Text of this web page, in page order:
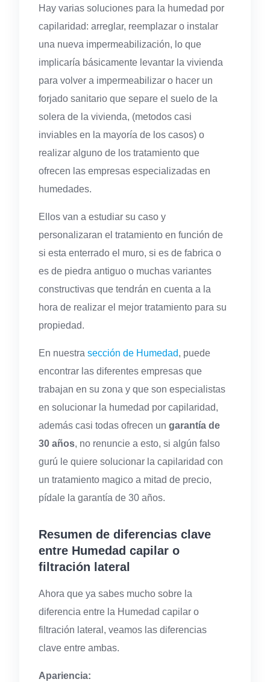
Hay varias soluciones para la humedad por
capilaridad: arreglar, reemplazar o instalar
una nueva impermeabilización, lo que
implicaría básicamente levantar la vivienda
para volver a impermeabilizar o hacer un
forjado sanitario que separe el suelo de la
solera de la vivienda, (metodos casi
inviables en la mayoría de los casos) o
realizar alguno de los tratamiento que
ofrecen las empresas especializadas en
humedades.
Ellos van a estudiar su caso y
personalizaran el tratamiento en función de
si esta enterrado el muro, si es de fabrica o
es de piedra antiguo o muchas variantes
constructivas que tendrán en cuenta a la
hora de realizar el mejor tratamiento para su
propiedad.
En nuestra sección de Humedad, puede
encontrar las diferentes empresas que
trabajan en su zona y que son especialistas
en solucionar la humedad por capilaridad,
además casi todas ofrecen un garantía de
30 años, no renuncie a esto, si algún falso
gurú le quiere solucionar la capilaridad con
un tratamiento magico a mitad de precio,
pídale la garantía de 30 años.
Resumen de diferencias clave
entre Humedad capilar o
filtración lateral
Ahora que ya sabes mucho sobre la
diferencia entre la Humedad capilar o
filtración lateral, veamos las diferencias
clave entre ambas.
Apariencia: